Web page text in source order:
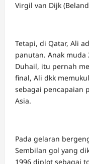
Virgil van Dijk
Tetapi, di Qatar, Ali
panutan. Anak muda
Duhail, itu pernah
final, Ali dkk
sebagai pencapaian
Asia.
Pada gelaran
Sembilan gol yang
1996 diplot sebagai